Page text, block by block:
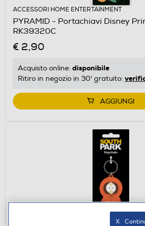
ACCESSORI HOME ENTERTAINMENT
PYRAMID - Portachiavi Disney
RK39320C
€ 2,90
Acquisto online: disponibile
Ritiro in negozio in 30' gratuito:
AGGIUNGI
X